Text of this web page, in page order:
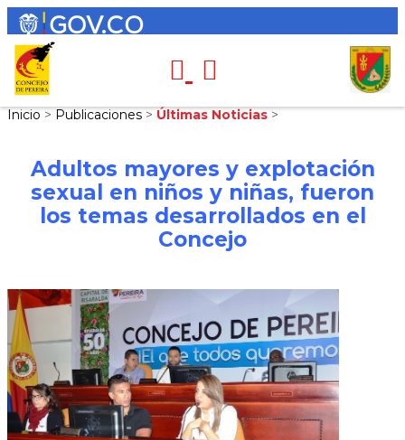
Inicio > Publicaciones > Últimas Noticias >
Adultos mayores y explotación
sexual en niños y niñas, fueron
los temas desarrollados en el
Concejo